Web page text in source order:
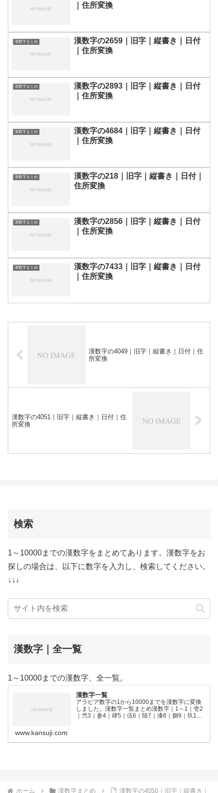
｜住所変換
漢数字まとめ
漢数字の2659｜旧字｜縦書き｜日付
｜住所変換
漢数字まとめ
漢数字の2893｜旧字｜縦書き｜日付
｜住所変換
漢数字まとめ
漢数字の4684｜旧字｜縦書き｜日付
｜住所変換
漢数字まとめ
漢数字の218｜旧字｜縦書き｜日付｜
住所変換
漢数字まとめ
漢数字の2856｜旧字｜縦書き｜日付
｜住所変換
漢数字まとめ
漢数字の7433｜旧字｜縦書き｜日付
｜住所変換
漢数字の4049｜旧字｜縦書き｜日付｜住
所変換
漢数字の4051｜旧字｜縦書き｜日付｜住
所変換
検索
1～10000までの漢数字をまとめてあります。漢数字をお
探しの場合は、以下に数字を入力し、検索してください。
↓↓↓
漢数字｜全一覧
1～10000までの漢数字、全一覧。
漢数字一覧
アラビア数字の1から10000までを漢数字に変換
しました。漢数字一覧まとめ漢数字｜1～1｜壱2
｜弐3｜参4｜肆5｜伍6｜陸7｜漆8｜捌9｜玖10
www.kansuji.com
ホーム 漢数字まとめ 漢数字の4050｜旧字｜縦書き｜